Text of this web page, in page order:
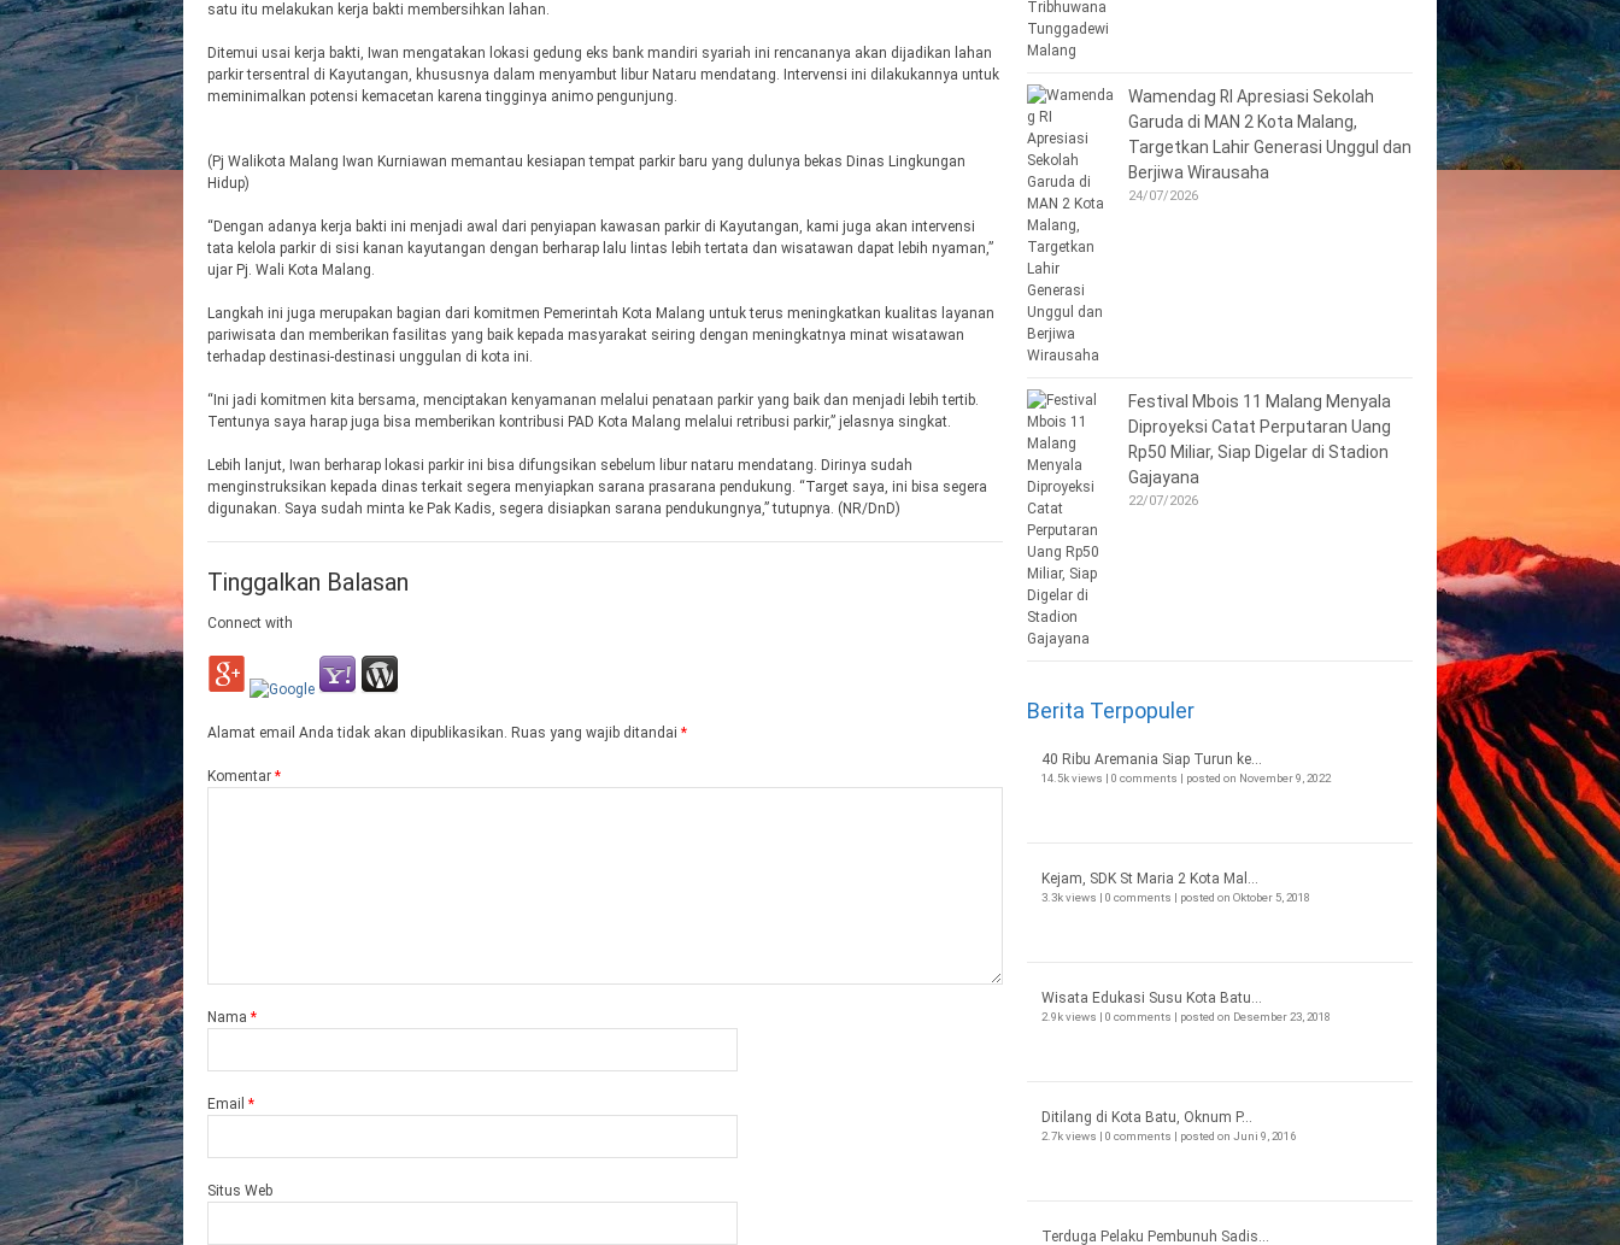
satu itu melakukan kerja bakti membersihkan lahan.
Ditemui usai kerja bakti, Iwan mengatakan lokasi gedung eks bank mandiri syariah ini rencananya akan dijadikan lahan
parkir tersentral di Kayutangan, khususnya dalam menyambut libur Nataru mendatang. Intervensi ini dilakukannya untuk
meminimalkan potensi kemacetan karena tingginya animo pengunjung.
(Pj Walikota Malang Iwan Kurniawan memantau kesiapan tempat parkir baru yang dulunya bekas Dinas Lingkungan
Hidup)
“Dengan adanya kerja bakti ini menjadi awal dari penyiapan kawasan parkir di Kayutangan, kami juga akan intervensi
tata kelola parkir di sisi kanan kayutangan dengan berharap lalu lintas lebih tertata dan wisatawan dapat lebih nyaman,”
ujar Pj. Wali Kota Malang.
Langkah ini juga merupakan bagian dari komitmen Pemerintah Kota Malang untuk terus meningkatkan kualitas layanan
pariwisata dan memberikan fasilitas yang baik kepada masyarakat seiring dengan meningkatnya minat wisatawan
terhadap destinasi-destinasi unggulan di kota ini.
“Ini jadi komitmen kita bersama, menciptakan kenyamanan melalui penataan parkir yang baik dan menjadi lebih tertib.
Tentunya saya harap juga bisa memberikan kontribusi PAD Kota Malang melalui retribusi parkir,” jelasnya singkat.
Lebih lanjut, Iwan berharap lokasi parkir ini bisa difungsikan sebelum libur nataru mendatang. Dirinya sudah
menginstruksikan kepada dinas terkait segera menyiapkan sarana prasarana pendukung. “Target saya, ini bisa segera
digunakan. Saya sudah minta ke Pak Kadis, segera disiapkan sarana pendukungnya,” tutupnya. (NR/DnD)
Tinggalkan Balasan
Connect with
Alamat email Anda tidak akan dipublikasikan. Ruas yang wajib ditandai *
Komentar *
Nama *
Email *
Situs Web
Wamendag RI Apresiasi Sekolah
Garuda di MAN 2 Kota Malang,
Targetkan Lahir Generasi Unggul dan
Berjiwa Wirausaha
24/07/2026
Festival Mbois 11 Malang Menyala
Diproyeksi Catat Perputaran Uang
Rp50 Miliar, Siap Digelar di Stadion
Gajayana
22/07/2026
Berita Terpopuler
40 Ribu Aremania Siap Turun ke...
14.5k views | 0 comments | posted on November 9, 2022
Kejam, SDK St Maria 2 Kota Mal...
3.3k views | 0 comments | posted on Oktober 5, 2018
Wisata Edukasi Susu Kota Batu...
2.9k views | 0 comments | posted on Desember 23, 2018
Ditilang di Kota Batu, Oknum P...
2.7k views | 0 comments | posted on Juni 9, 2016
Terduga Pelaku Pembunuh Sadis...